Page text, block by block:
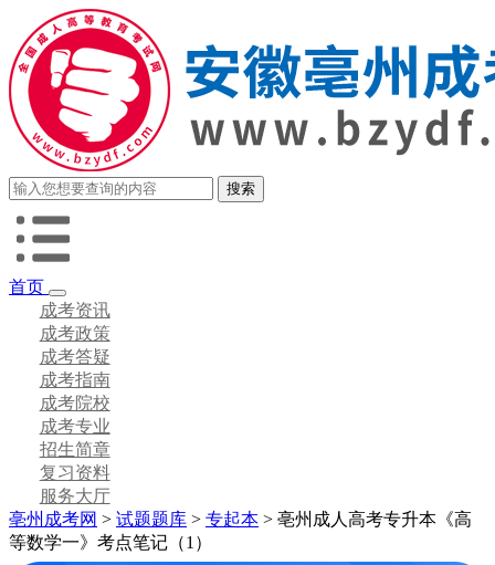
首页
成考资讯
成考政策
成考答疑
成考指南
成考院校
成考专业
招生简章
复习资料
服务大厅
亳州成考网 > 试题题库 > 专起本 > 亳州成人高考专升本《高
等数学一》考点笔记（1）